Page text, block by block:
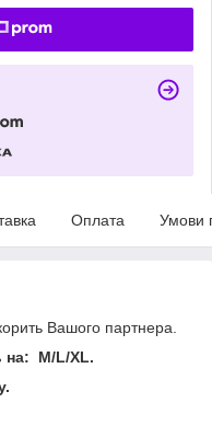
Оплата Умови
Вашого партнера.
на: M/L/XL.